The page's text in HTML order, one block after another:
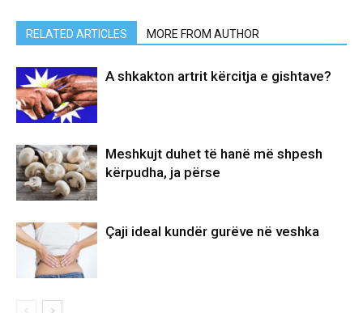
RELATED ARTICLES MORE FROM AUTHOR
A shkakton artrit kërcitja e gishtave?
Meshkujt duhet të hanë më shpesh
kërpudha, ja përse
Çaji ideal kundër gurëve në veshka